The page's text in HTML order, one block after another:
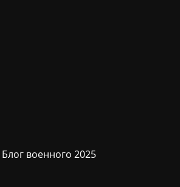
военного 2025